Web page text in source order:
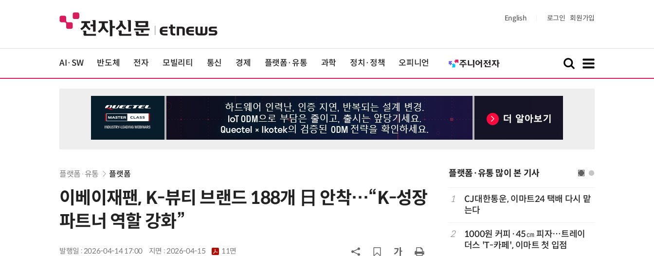
English 로그인 회원가입
AI·SW 반도체 전자 모빌리티 통신 경제 플랫폼·유통 과학 정치·정책 오피니언
플랫폼·유통 플랫폼
이베이재팬, K-뷰티 브랜드 188개 日 안착…“K-성장
파트너 역할 강화”
발행일 : 2026-04-14 17:00 지면 :2026-04-15 11면
플랫폼·유통 많이 본 기사
쿠팡Inc, 상반기 영업적자 1.2조 육
크'…“내년 중순께 유출 사고 전 수준
1
CJ대한통운, 이마트24 택배 다시 맡
는다
2
1000원 커피·45㎝ 피자…트레이
더스 'T-카페', 이마트 첫 입점